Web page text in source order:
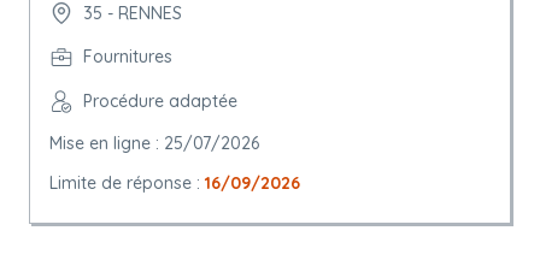
35 - RENNES
Fournitures
Procédure adaptée
Mise en ligne : 25/07/2026
Limite de réponse : 16/09/2026